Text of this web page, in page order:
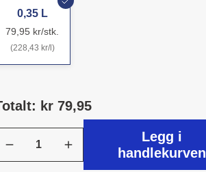
0,35 L
79,95 kr/stk.
(228,43 kr/l)
kr 79,95
Legg i
handlekurven